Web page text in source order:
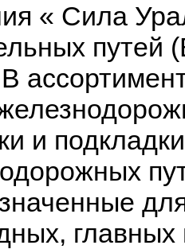
« Сила
и
главных